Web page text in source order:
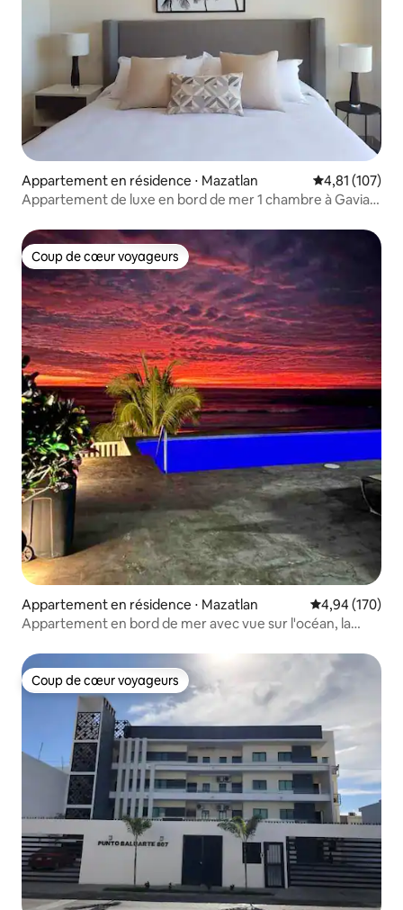
Appartement en résidence ⋅ Mazatlan Évaluation
4,81 (107)
Appartement de luxe en bord de mer 1 chambre à Gavias
Coup de cœur voyageurs
Coup de cœur voyageurs
Appartement en résidence ⋅ Mazatlan Évaluation
4,94 (170)
Appartement en bord de mer avec vue sur l'océan, la
Coup de cœur voyageurs
Coup de cœur voyageurs